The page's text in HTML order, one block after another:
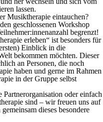
lassen.
Musiktherapie eintauchen?
geschlossenen Workshop
begrenzt!
erleben“ ist besonders für
Einblick in die
bekommen möchten. Dieser
an Personen, die noch
haben und gerne im Rahmen
in der Gruppe selbst
oder einfach
sind – wir freuen uns auf
dieses besondere